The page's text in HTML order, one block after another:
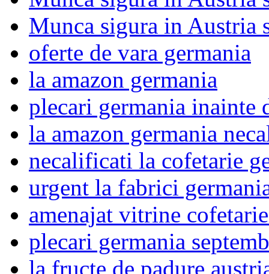
Munca sigura in Austria
oferte de vara germania
la amazon germania
plecari germania inainte
la amazon germania
necalificati la cofetarie
urgent la fabrici
amenajat vitrine
plecari germania
la fructe de padure